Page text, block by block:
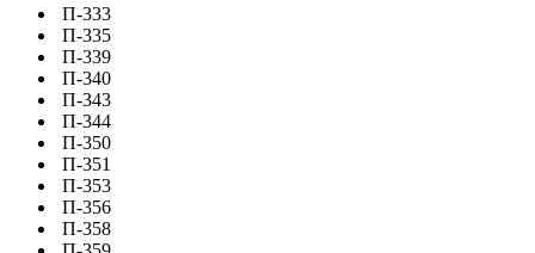
П-333
П-335
П-339
П-340
П-343
П-344
П-350
П-351
П-353
П-356
П-358